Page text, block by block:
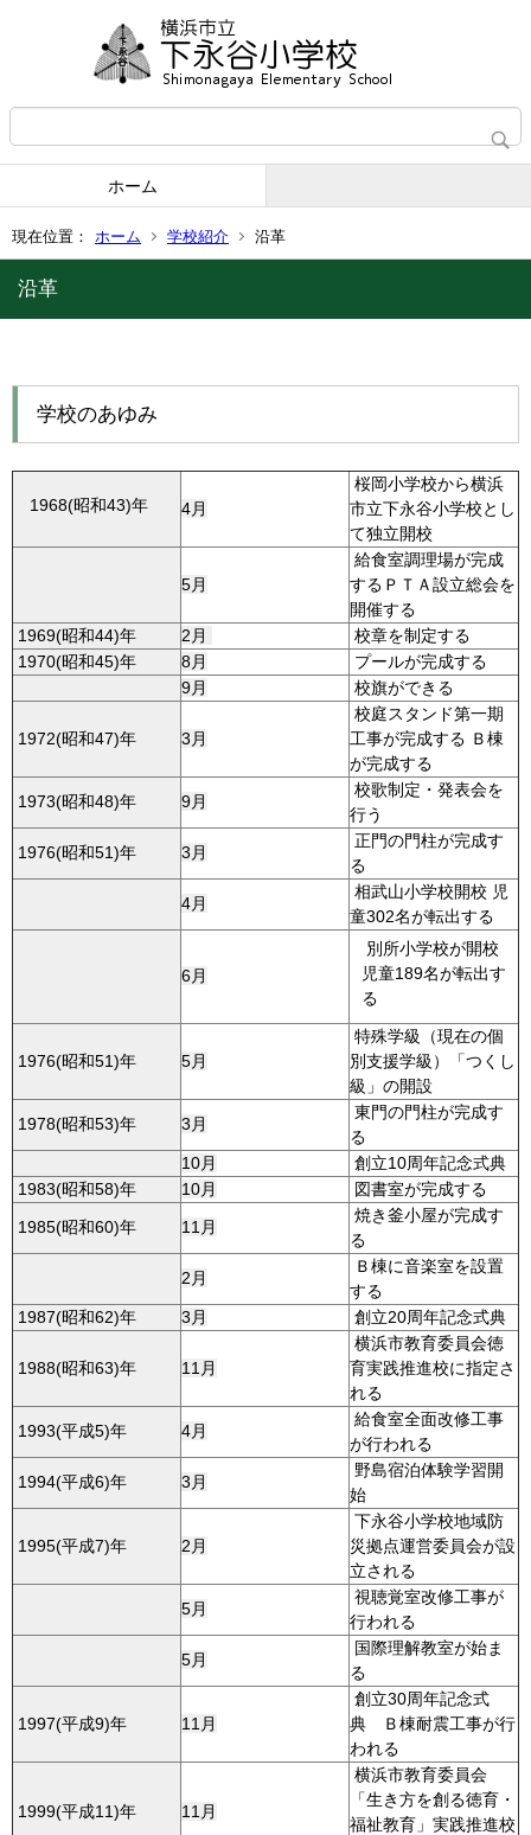
ホーム
現在位置： ホーム 学校紹介 沿革
沿革
学校のあゆみ
1968(昭和43)年 4月
桜岡小学校から横浜
市立下永谷小学校とし
て独立開校
5月
給食室調理場が完成
するＰＴＡ設立総会を
開催する
1969(昭和44)年
2月
校章を制定する
1970(昭和45)年
8月
プールが完成する
9月
校旗ができる
1972(昭和47)年 3月
校庭スタンド第一期
工事が完成する Ｂ棟
が完成する
1973(昭和48)年
9月
校歌制定・発表会を
行う
1976(昭和51)年
3月
正門の門柱が完成す
る
4月
相武山小学校開校 児
童302名が転出する
6月
別所小学校が開校
児童189名が転出す
る
1976(昭和51)年 5月
特殊学級（現在の個
別支援学級）「つくし
級」の開設
1978(昭和53)年
3月
東門の門柱が完成す
る
10月
創立10周年記念式典
1983(昭和58)年
10月
図書室が完成する
1985(昭和60)年
11月
焼き釜小屋が完成す
る
2月
Ｂ棟に音楽室を設置
する
1987(昭和62)年
3月 創立20周年記念式典
1988(昭和63)年 11月
横浜市教育委員会徳
育実践推進校に指定さ
れる
1993(平成5)年
4月
給食室全面改修工事
が行われる
1994(平成6)年
3月
野島宿泊体験学習開
始
1995(平成7)年 2月
下永谷小学校地域防
災拠点運営委員会が設
立される
5月
視聴覚室改修工事が
行われる
5月
国際理解教室が始ま
る
1997(平成9)年 11月
創立30周年記念式
典 Ｂ棟耐震工事が行
われる
1999(平成11)年 11月
横浜市教育委員会
「生き方を創る徳育・
福祉教育」実践推進校